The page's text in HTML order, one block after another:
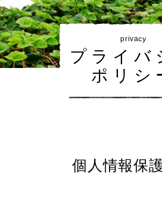
privacy
プライバ
ポリシ
個人情報保